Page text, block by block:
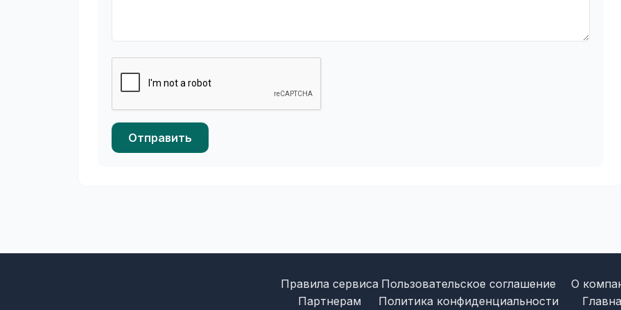
Отправить
Правила сервиса
Партнерам
Пользовательское соглашение
Политика конфиденциальности
О